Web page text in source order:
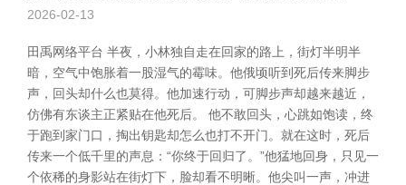
2026-02-13
田禹网络平台 半夜，小林独自走在回家的路上，街灯半明半
暗，空气中饱胀着一股湿气的霉味。他俄顷听到死后传来脚步
声，回头却什么也莫得。他加速行动，可脚步声却越来越近，
仿佛有东谈主正紧贴在他死后。 他不敢回头，心跳如饱读，终
于跑到家门口，掏出钥匙却怎么也打不开门。就在这时，死后
传来一个低千里的声息：“你终于回归了。”他猛地回身，只见一
个依稀的身影站在街灯下，脸却看不明晰。他尖叫一声，冲进